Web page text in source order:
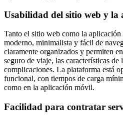
Usabilidad del sitio web y la
Tanto el sitio web como la
moderno, minimalista y fácil de
claramente organizados y permiten
seguro de viaje, las características
complicaciones. La plataforma está
funcional, con tiempos de carga
como en la aplicación móvil.
Facilidad para contratar